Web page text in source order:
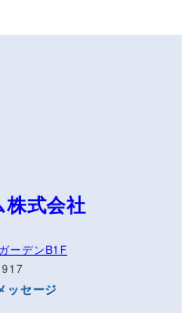
式会社
ーデンB1F
ッセージ